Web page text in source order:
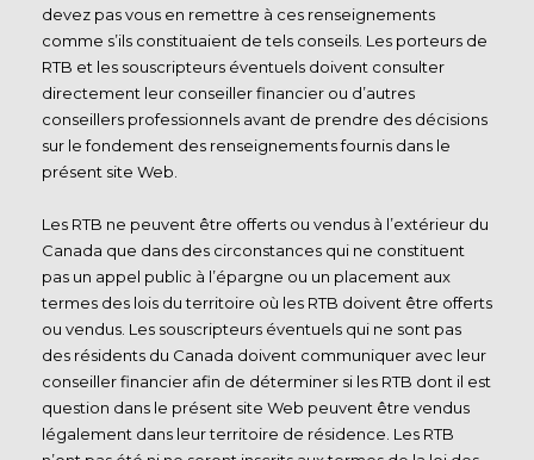
devez pas vous en remettre à ces renseignements
comme s’ils constituaient de tels conseils. Les porteurs de
RTB et les souscripteurs éventuels doivent consulter
directement leur conseiller financier ou d’autres
conseillers professionnels avant de prendre des décisions
sur le fondement des renseignements fournis dans le
présent site Web.
Les RTB ne peuvent être offerts ou vendus à l’extérieur du
Canada que dans des circonstances qui ne constituent
pas un appel public à l’épargne ou un placement aux
termes des lois du territoire où les RTB doivent être offerts
ou vendus. Les souscripteurs éventuels qui ne sont pas
des résidents du Canada doivent communiquer avec leur
conseiller financier afin de déterminer si les RTB dont il est
question dans le présent site Web peuvent être vendus
légalement dans leur territoire de résidence. Les RTB